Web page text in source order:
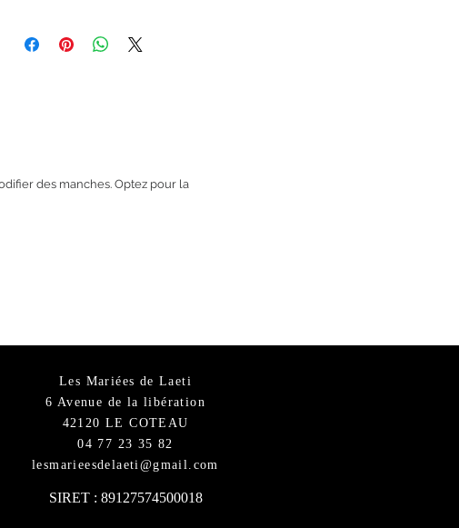
des manches. Optez pour la
Les Mariées de Laeti
6 Avenue de la libération
42120 LE COTEAU
04 77 23 35 82
lesmarieesdelaeti@gmail.com
SIRET : 89127574500018